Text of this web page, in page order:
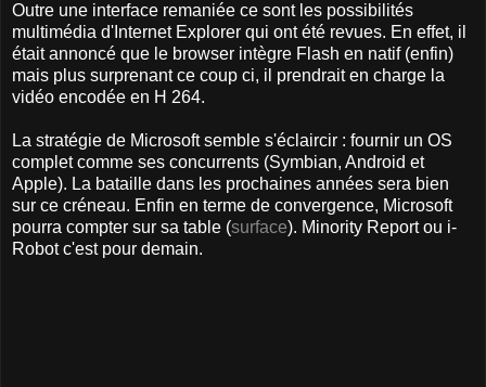
Outre une interface remaniée ce sont les possibilités
multimédia d'Internet Explorer qui ont été revues. En effet, il
était annoncé que le browser intègre Flash en natif (enfin)
mais plus surprenant ce coup ci, il prendrait en charge la
vidéo encodée en H 264.
La stratégie de Microsoft semble s'éclaircir : fournir un OS
complet comme ses concurrents (Symbian, Android et
Apple). La bataille dans les prochaines années sera bien
sur ce créneau. Enfin en terme de convergence, Microsoft
pourra compter sur sa table (surface). Minority Report ou i-
Robot c'est pour demain.